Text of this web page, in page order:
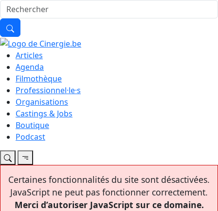
Articles
Agenda
Filmothèque
Professionnel·le·s
Organisations
Castings & Jobs
Boutique
Podcast
Certaines fonctionnalités du site sont désactivées.
JavaScript ne peut pas fonctionner correctement.
Merci d’autoriser JavaScript sur ce domaine.